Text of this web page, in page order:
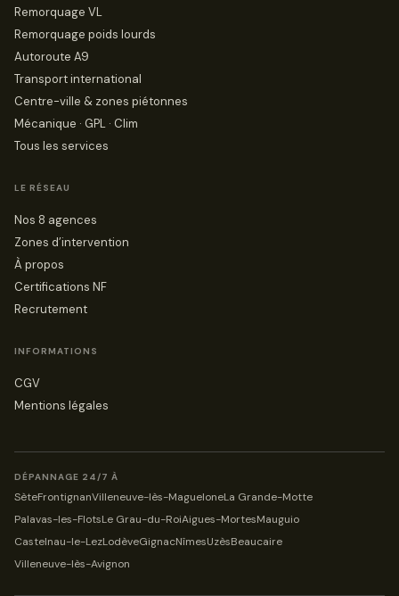
Remorquage VL
Remorquage poids lourds
Autoroute A9
Transport international
Centre-ville & zones piétonnes
Mécanique · GPL · Clim
Tous les services
LE RÉSEAU
Nos 8 agences
Zones d’intervention
À propos
Certifications NF
Recrutement
INFORMATIONS
CGV
Mentions légales
DÉPANNAGE 24/7 À
SèteFrontignanVilleneuve-lès-MagueloneLa Grande-Motte
Palavas-les-FlotsLe Grau-du-RoiAigues-MortesMauguio
Castelnau-le-LezLodèveGignacNîmesUzèsBeaucaire
Villeneuve-lès-Avignon